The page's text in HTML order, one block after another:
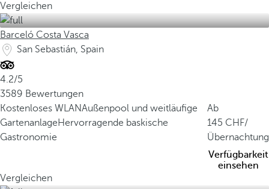
Vergleichen
Barceló Costa Vasca
San Sebastián, Spain
4.2/5
3589 Bewertungen
Kostenloses WLANAußenpool und weitläufige
GartenanlageHervorragende baskische
Gastronomie
Ab
145
/
Übernachtung
Verfügbarkeit
einsehen
Vergleichen